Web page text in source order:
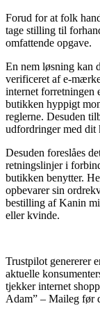
Forud for at folk
tage stilling til
omfattende opgave.
En nem løsning kan
verificeret af e-
internet forretningen
butikken hyppigt
reglerne. Desuden
udfordringer med dit
Desuden foreslåes
retningslinjer i
butikken benytter.
opbevarer sin
bestilling af Kanin
eller kvinde.
Trustpilot genererer
aktuelle
tjekker internet
Adam” – Maileg før